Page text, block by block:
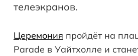
телеэкранов.
Церемония пройдёт на
Parade в Уайтхолле и